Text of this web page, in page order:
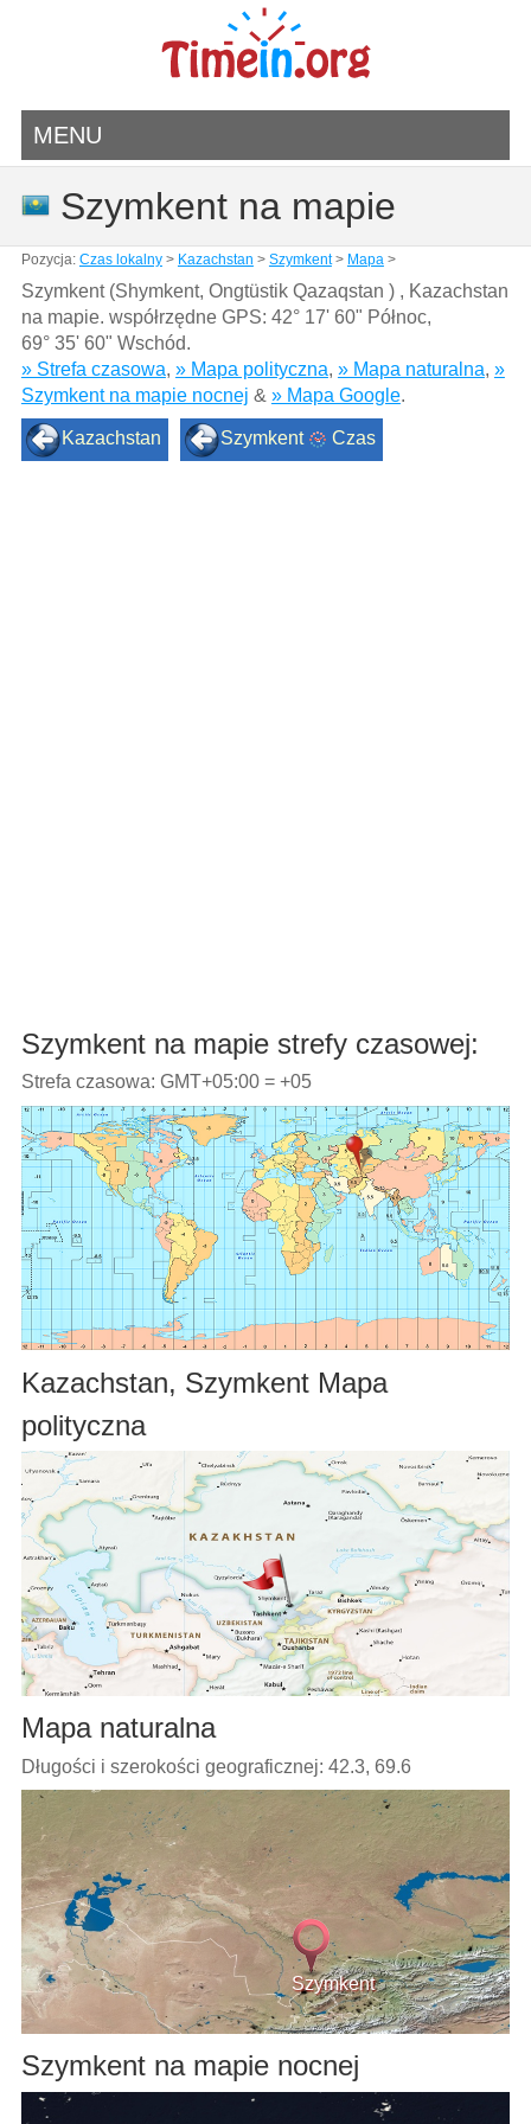
MENU
Szymkent na mapie
Pozycja: Czas lokalny> Kazachstan > Szymkent> Mapa>
Szymkent (Shymkent, Ongtüstik Qazaqstan ) , Kazachstan
na mapie. współrzędne GPS: 42° 17' 60" Północ,
69° 35' 60" Wschód.
» Strefa czasowa, » Mapa polityczna, » Mapa naturalna, »
Szymkent na mapie nocnej & » Mapa Google.
Kazachstan Szymkent Czas
Szymkent na mapie strefy czasowej:
Strefa czasowa: GMT+05:00 = +05
Kazachstan, Szymkent Mapa
polityczna
Mapa naturalna
Długości i szerokości geograficznej: 42.3, 69.6
Szymkent
Szymkent na mapie nocnej